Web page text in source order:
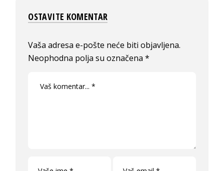
OSTAVITE KOMENTAR
Vaša adresa e-pošte neće biti objavljena.
Neophodna polja su označena*